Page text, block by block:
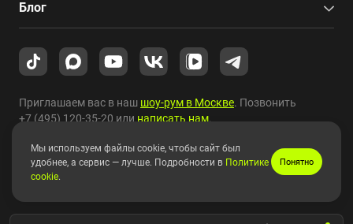
Блог
Приглашаем вас в наш шоу-рум в Москве. Позвонить
+7 (495) 120-35-20илинаписать нам.
Copyright © 2010-2026 HYPERPC.
Мы используем файлы cookie, чтобы сайт был
удобнее, а сервис — лучше. Подробности в Политике
cookie.
Понятно